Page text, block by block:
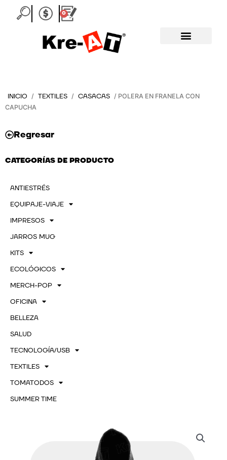
0
Carrito
INICIO / TEXTILES / CASACAS / POLERA EN FRANELA CON
CAPUCHA
Regresar
CATEGORÍAS DE PRODUCTO
ANTIESTRÉS
EQUIPAJE-VIAJE
IMPRESOS
JARROS MUG
KITS
ECOLÓGICOS
MERCH-POP
OFICINA
BELLEZA
SALUD
TECNOLOGÍA/USB
TEXTILES
TOMATODOS
SUMMER TIME